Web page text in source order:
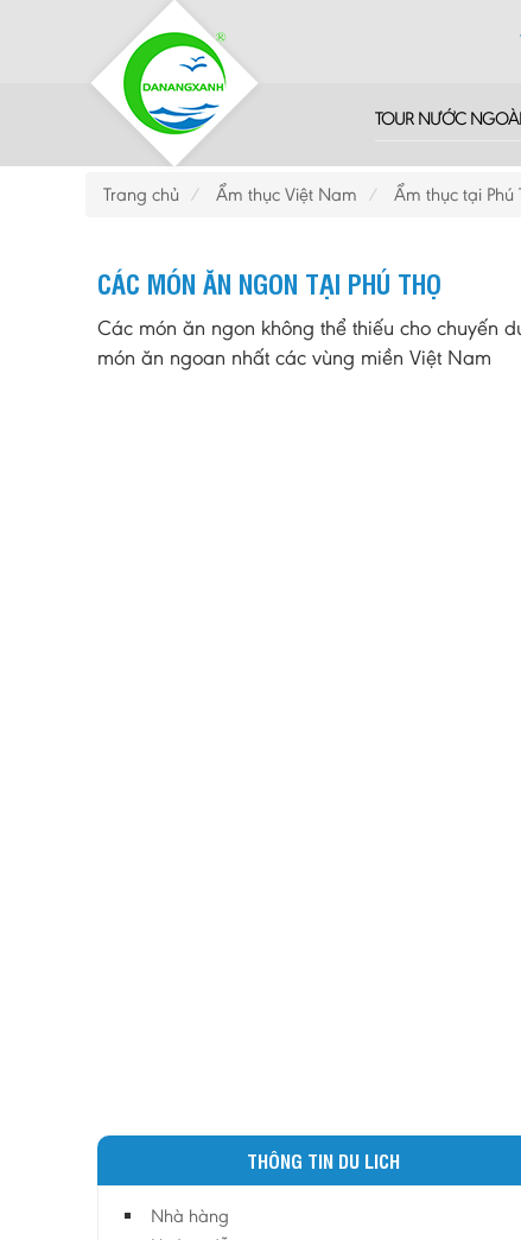
TOUR NƯỚC NGOÀI
Trang chủ Ẩm thục Việt Nam Ẩm thục tại Phú
CÁC MÓN ĂN NGON TẠI PHÚ THỌ
Các món ăn ngon không thể thiếu cho chuyến
món ăn ngoan nhất các vùng miền Việt Nam
THÔNG TIN DU LICH
Nhà hàng